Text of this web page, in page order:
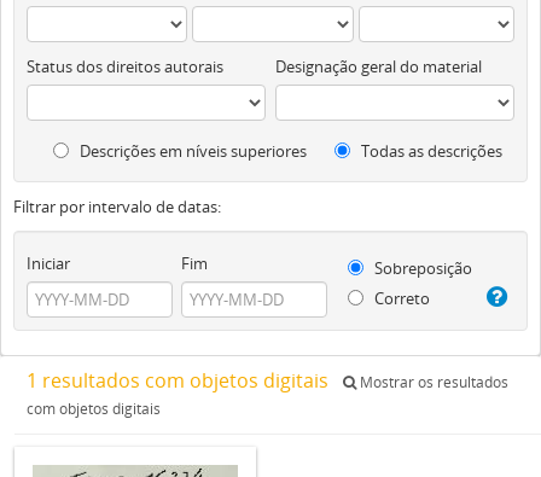
Status dos direitos autorais Designação geral do material
Descrições em níveis superiores Todas as descrições
Filtrar por intervalo de datas:
Iniciar Fim
Sobreposição
Correto
1 resultados com objetos digitais
Mostrar os resultados
com objetos digitais